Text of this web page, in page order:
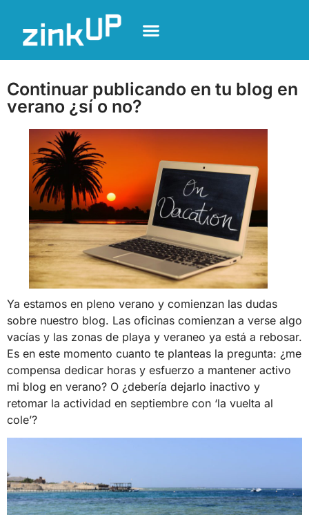
Continuar publicando en tu blog en
verano ¿sí o no?
Ya estamos en pleno verano y comienzan las dudas
sobre nuestro blog. Las oficinas comienzan a verse algo
vacías y las zonas de playa y veraneo ya está a rebosar.
Es en este momento cuanto te planteas la pregunta: ¿me
compensa dedicar horas y esfuerzo a mantener activo
mi blog en verano? O ¿debería dejarlo inactivo y
retomar la actividad en septiembre con ‘la vuelta al
cole’?